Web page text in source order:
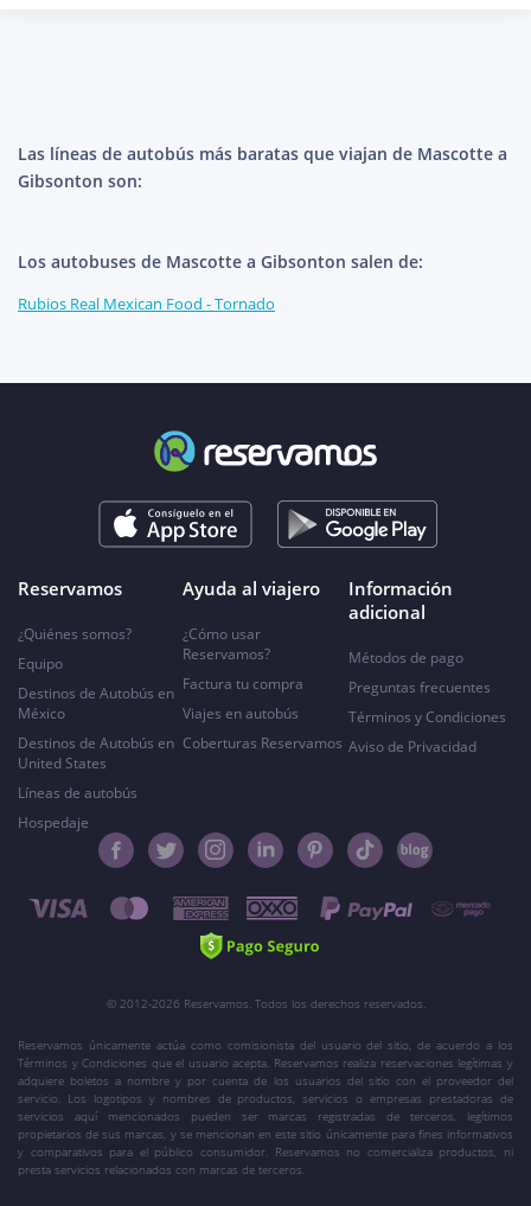
Las líneas de autobús más baratas que viajan de Mascotte a
Gibsonton son:
Los autobuses de Mascotte a Gibsonton salen de:
Rubios Real Mexican Food - Tornado
Reservamos
¿Quiénes somos?
Equipo
Destinos de Autobús en
México
Destinos de Autobús en
United States
Líneas de autobús
Hospedaje
Ayuda al viajero
¿Cómo usar
Reservamos?
Factura tu compra
Viajes en autobús
Coberturas Reservamos
Información
adicional
Métodos de pago
Preguntas frecuentes
Términos y Condiciones
Aviso de Privacidad
© 2012-2026 Reservamos. Todos los derechos reservados.
Reservamos únicamente actúa como comisionista del usuario del sitio, de acuerdo a los
Términos y Condiciones que el usuario acepta. Reservamos realiza reservaciones legítimas y
adquiere boletos a nombre y por cuenta de los usuarios del sitio con el proveedor del
servicio. Los logotipos y nombres de productos, servicios o empresas prestadoras de
servicios aquí mencionados pueden ser marcas registradas de terceros, legítimos
propietarios de sus marcas, y se mencionan en este sitio únicamente para fines informativos
y comparativos para el público consumidor. Reservamos no comercializa productos, ni
presta servicios relacionados con marcas de terceros.